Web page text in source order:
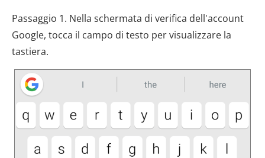
Passaggio 1. Nella schermata di verifica dell'account
Google, tocca il campo di testo per visualizzare la
tastiera.